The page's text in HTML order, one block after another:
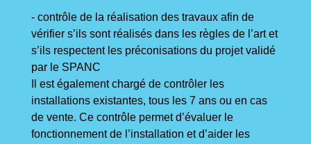
- contrôle de la réalisation des travaux afin de
vérifier s’ils sont réalisés dans les règles de l’art et
s’ils respectent les préconisations du projet validé
par le SPANC
Il est également chargé de contrôler les
installations existantes, tous les 7 ans ou en cas
de vente. Ce contrôle permet d’évaluer le
fonctionnement de l’installation et d’aider les